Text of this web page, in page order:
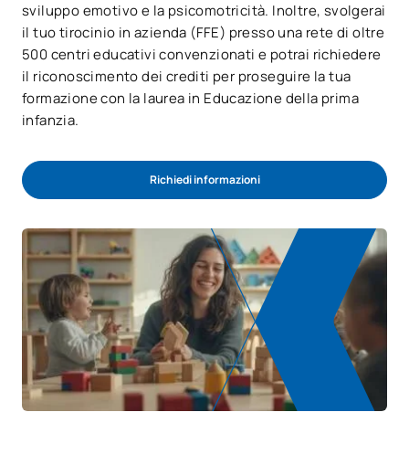
sviluppo emotivo e la psicomotricità. Inoltre, svolgerai
il tuo tirocinio in azienda (FFE) presso una rete di oltre
500 centri educativi convenzionati e potrai richiedere
il riconoscimento dei crediti per proseguire la tua
formazione con la laurea in Educazione della prima
infanzia.
Richiedi informazioni